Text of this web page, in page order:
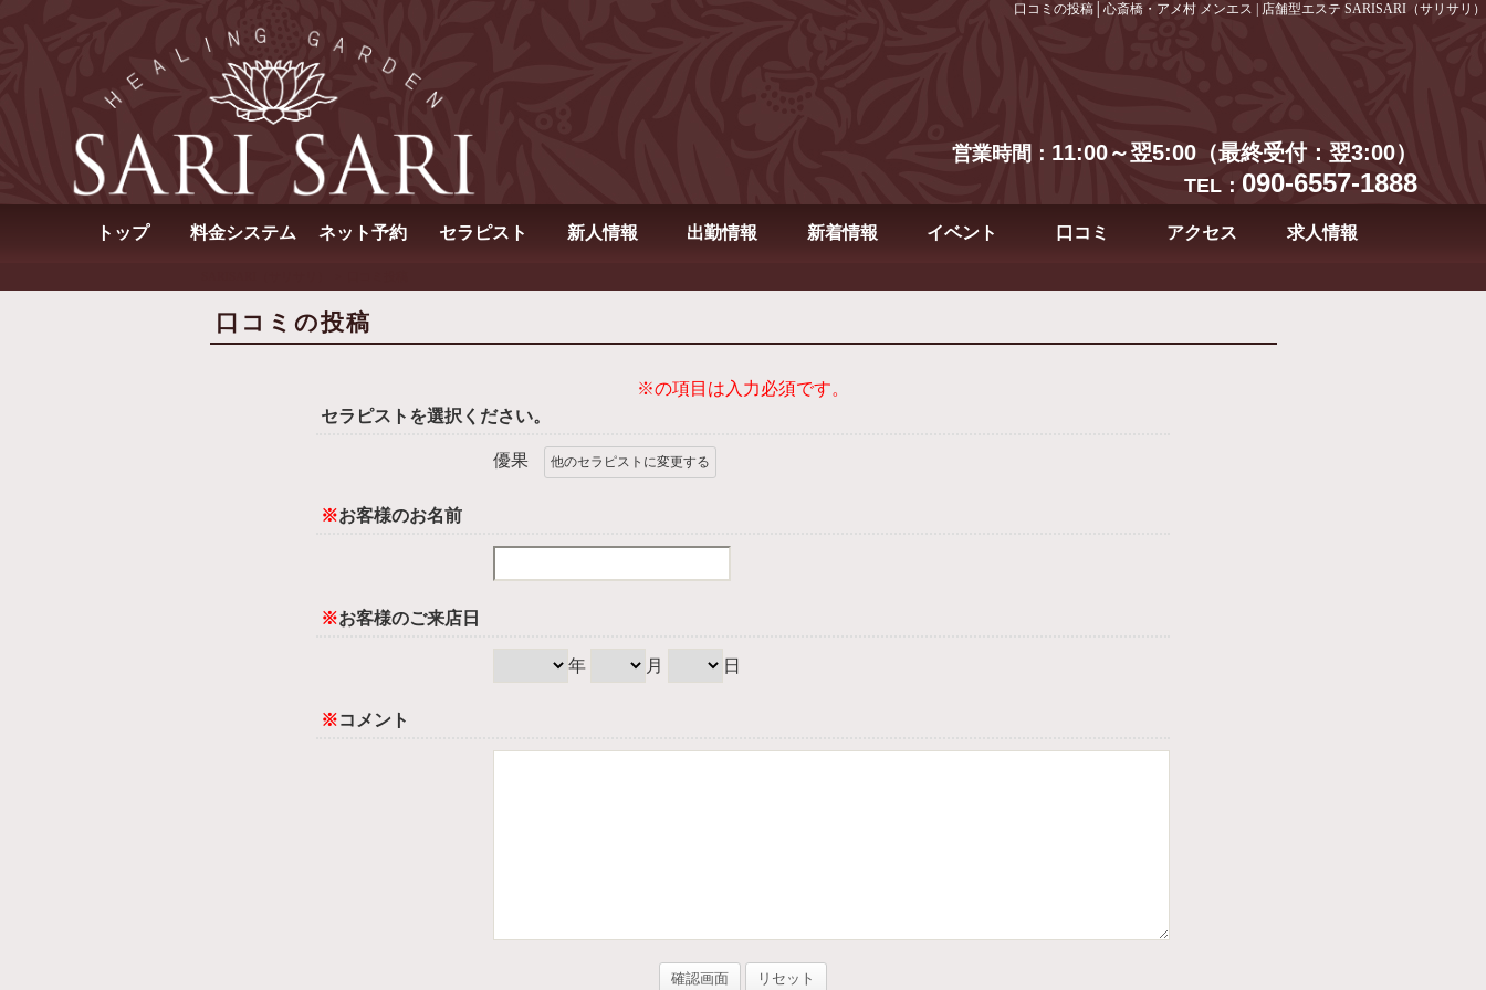
口コミの投稿│心斎橋・アメ村 メンエス | 店舗型エステ SARISARI（サリサリ）
営業時間： 11:00～翌5:00（最終受付：翌3:00）
TEL： 090-6557-1888
トップ 料金システム ネット予約 セラピスト 新人情報 出勤情報 新着情報 イベント 口コミ アクセス 求人情報
口コミの投稿
※の項目は入力必須です。
セラピストを選択ください。
優果 他のセラピストに変更する
※お客様のお名前
※お客様のご来店日
年 月 日
※コメント